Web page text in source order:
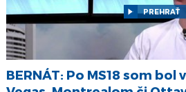
PREHRAŤ
BERNÁT: Po MS18 som bol